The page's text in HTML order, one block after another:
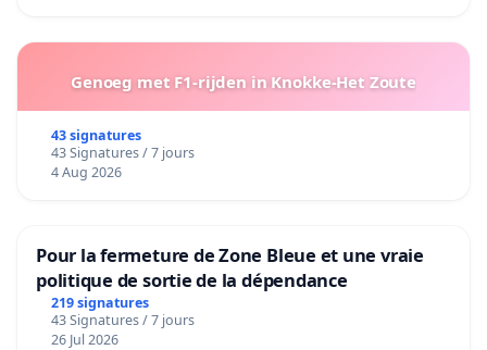
Genoeg met F1-rijden in Knokke-Het Zoute
43 signatures
43 Signatures / 7 jours
4 Aug 2026
Pour la fermeture de Zone Bleue et une vraie
politique de sortie de la dépendance
219 signatures
43 Signatures / 7 jours
26 Jul 2026